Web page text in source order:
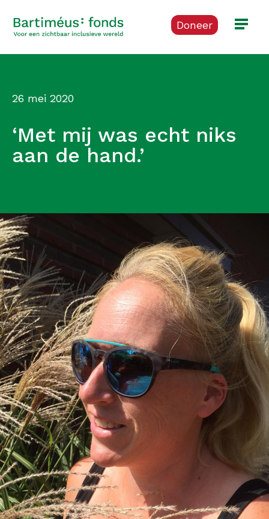
Doneer
‘Met mij was echt niks
aan de hand.’
26 mei 2020